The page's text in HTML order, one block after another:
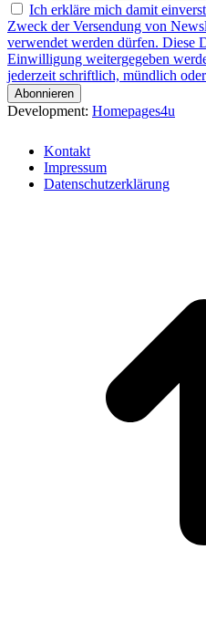
Ich erkläre mich damit
Zweck der Versendung von
verwendet werden dürfen. Diese
Einwilligung weitergegeben
jederzeit schriftlich, mündlich
Development: Homepages4u
Kontakt
Impressum
Datenschutzerklärung